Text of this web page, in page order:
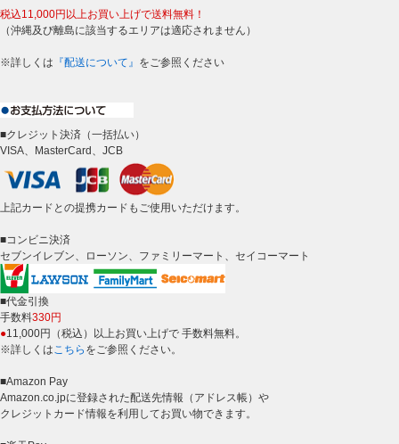
税込11,000円以上お買い上げで送料無料！
（沖縄及び離島に該当するエリアは適応されません）
※詳しくは 『配送について』 をご参照ください
■クレジット決済（一括払い）
VISA、MasterCard、JCB
上記カードとの提携カードもご使用いただけます。
■コンビニ決済
セブンイレブン、ローソン、ファミリーマート、セイコーマート
■代金引換
手数料330円
●11,000円（税込）以上お買い上げで 手数料無料。
※詳しくはこちら をご参照ください。
■Amazon Pay
Amazon.co.jpに登録された配送先情報（アドレス帳）や
クレジットカード情報を利用してお買い物できます。